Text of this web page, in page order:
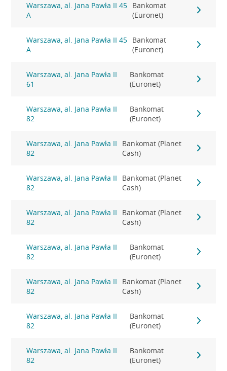
Warszawa, al. Jana Pawła II 45
A
Bankomat
(Euronet)
Warszawa, al. Jana Pawła II 45
A
Bankomat
(Euronet)
Warszawa, al. Jana Pawła II
61
Bankomat
(Euronet)
Warszawa, al. Jana Pawła II
82
Bankomat
(Euronet)
Warszawa, al. Jana Pawła II
82
Bankomat (Planet
Cash)
Warszawa, al. Jana Pawła II
82
Bankomat (Planet
Cash)
Warszawa, al. Jana Pawła II
82
Bankomat (Planet
Cash)
Warszawa, al. Jana Pawła II
82
Bankomat
(Euronet)
Warszawa, al. Jana Pawła II
82
Bankomat (Planet
Cash)
Warszawa, al. Jana Pawła II
82
Bankomat
(Euronet)
Warszawa, al. Jana Pawła II
82
Bankomat
(Euronet)